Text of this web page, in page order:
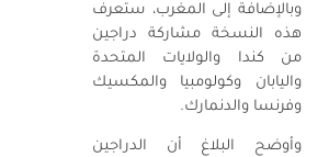
وبالإضافة إلى المغرب، ستعرف
هذه النسخة مشاركة دراجين
من كندا والولايات المتحدة
واليابان وكولومبيا والمكسيك
وفرنسا والدنمارك.
وأوضح البلاغ أن الدراجين